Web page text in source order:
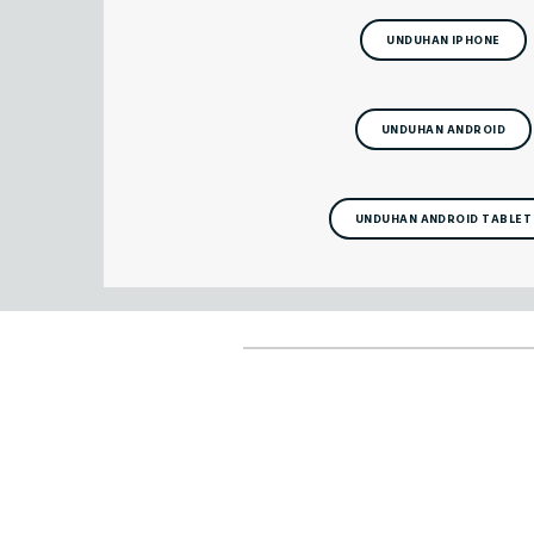
UNDUHAN IPHONE
UNDUHAN ANDROID
UNDUHAN ANDROID TABLET